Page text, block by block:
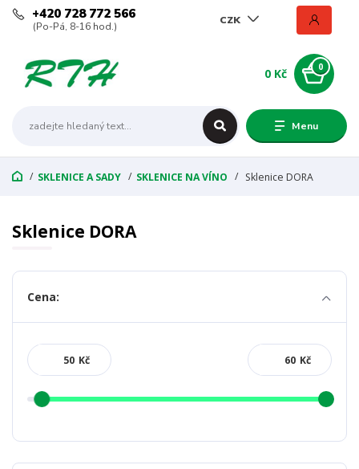
Menu
CZK
+420 728 772 566
(Po-Pá, 8-16 hod.)
0
0 Kč
SKLENICE A SADY SKLENICE NA VÍNO Sklenice DORA
Sklenice DORA
Cena:
Kč Kč